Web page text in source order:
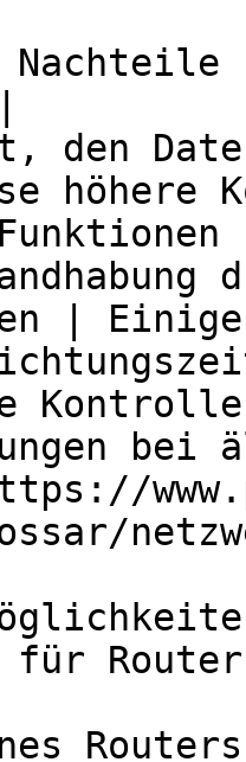
den
höhere
| Einige
bei
für Router